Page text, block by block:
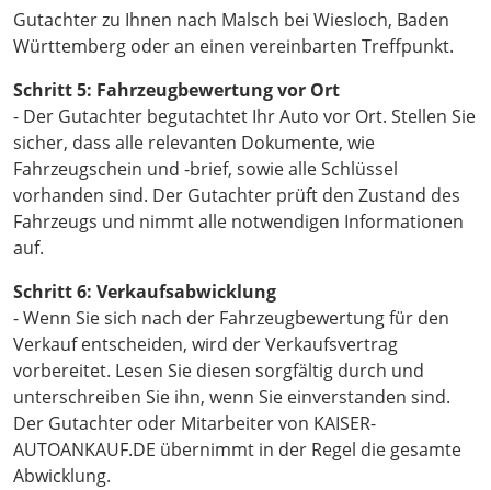
Gutachter zu Ihnen nach Malsch bei Wiesloch, Baden
Württemberg oder an einen vereinbarten Treffpunkt.
Schritt 5: Fahrzeugbewertung vor Ort
- Der Gutachter begutachtet Ihr Auto vor Ort. Stellen Sie
sicher, dass alle relevanten Dokumente, wie
Fahrzeugschein und -brief, sowie alle Schlüssel
vorhanden sind. Der Gutachter prüft den Zustand des
Fahrzeugs und nimmt alle notwendigen Informationen
auf.
Schritt 6: Verkaufsabwicklung
- Wenn Sie sich nach der Fahrzeugbewertung für den
Verkauf entscheiden, wird der Verkaufsvertrag
vorbereitet. Lesen Sie diesen sorgfältig durch und
unterschreiben Sie ihn, wenn Sie einverstanden sind.
Der Gutachter oder Mitarbeiter von KAISER-
AUTOANKAUF.DE übernimmt in der Regel die gesamte
Abwicklung.